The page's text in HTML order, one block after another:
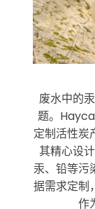
Heavy
and
Oils,
废水中的
题。
定制活性炭
其精心设
汞、铅等污
据需求定制
作